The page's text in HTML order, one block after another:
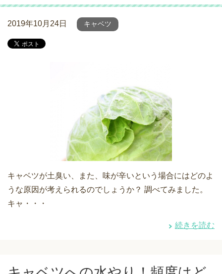
2019年10月24日 キャベツ
キャベツが土臭い、また、味が辛いという場合にはどのよ
うな原因が考えられるのでしょうか？ 調べてみました。
キャ・・・
続きを読む